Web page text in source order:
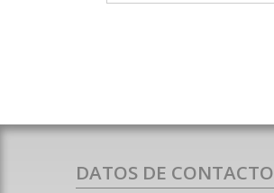
DATOS DE CONTACTO